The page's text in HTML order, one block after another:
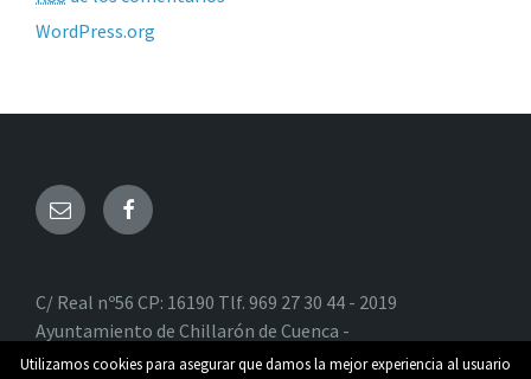
WordPress.org
C/ Real nº56 CP: 16190 Tlf. 969 27 30 44 - 2019
Ayuntamiento de Chillarón de Cuenca -
registro@ayuntamientochillarondecuenca.com - Todos
Utilizamos cookies para asegurar que damos la mejor experiencia al usuario